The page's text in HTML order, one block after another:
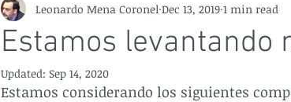
Estamos levantando
Leonardo Mena Coronel Dec 13, 2019 1 min read
Updated: Sep 14, 2020
Estamos considerando los siguientes